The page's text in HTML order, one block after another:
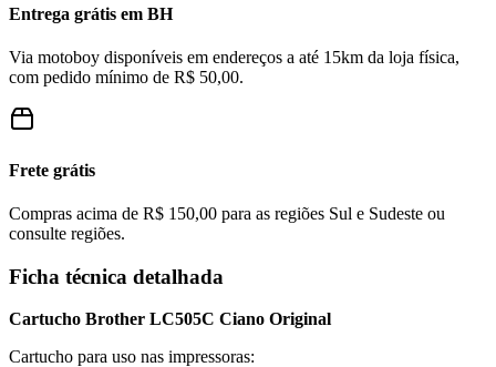
Entrega grátis em BH
Via motoboy disponíveis em endereços a até 15km da loja física,
com pedido mínimo de R$ 50,00.
Frete grátis
Compras acima de R$ 150,00 para as regiões Sul e Sudeste ou
consulte regiões.
Ficha técnica detalhada
Cartucho Brother LC505C Ciano Original
Cartucho para uso nas impressoras: